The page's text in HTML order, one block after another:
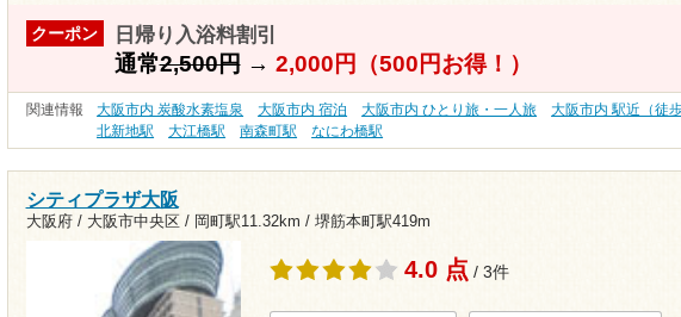
クーポン 日帰り入浴料割引
通常2,500円→ 2,000円（500円お得！）
関連情報 大阪市内 炭酸水素塩泉 大阪市内 宿泊 大阪市内 ひとり旅・一人旅
大阪市内 駅近（徒
北新地駅
大江橋駅 南森町駅 なにわ橋駅
シティプラザ大阪
大阪府 / 大阪市中央区 / 岡町駅11.32km / 堺筋本町駅419m
4.0 点 / 3件